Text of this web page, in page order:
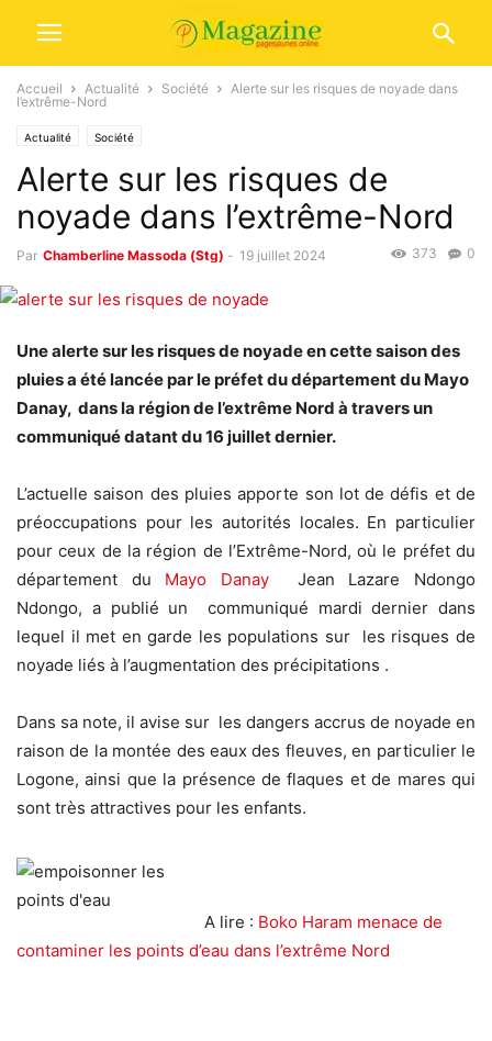
Accueil Actualité Société
Alerte sur les risques de noyade dans
l’extrême-Nord
Actualité Société
Alerte sur les risques de
noyade dans l’extrême-Nord
Par Chamberline Massoda (Stg) - 19 juillet 2024 0
373
Une alerte sur les risques de noyade en cette saison des
pluies a été lancée par le préfet du département du Mayo
Danay, dans la région de l’extrême Nord à travers un
communiqué datant du 16 juillet dernier.
L’actuelle saison des pluies apporte son lot de défis et de
préoccupations pour les autorités locales. En particulier
pour ceux de la région de l’Extrême-Nord, où le préfet du
département du Mayo Danay Jean Lazare Ndongo
Ndongo, a publié un communiqué mardi dernier dans
lequel il met en garde les populations sur les risques de
noyade liés à l’augmentation des précipitations .
Dans sa note, il avise sur les dangers accrus de noyade en
raison de la montée des eaux des fleuves, en particulier le
Logone, ainsi que la présence de flaques et de mares qui
sont très attractives pour les enfants.
A lire : Boko Haram menace de
contaminer les points d’eau dans l’extrême Nord